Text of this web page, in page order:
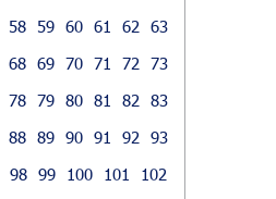
58 59 60 61 62
63
68 69 70 71 72
73
78 79 80 81 82
83
88 89 90 91 92
93
98 99 100 101
102